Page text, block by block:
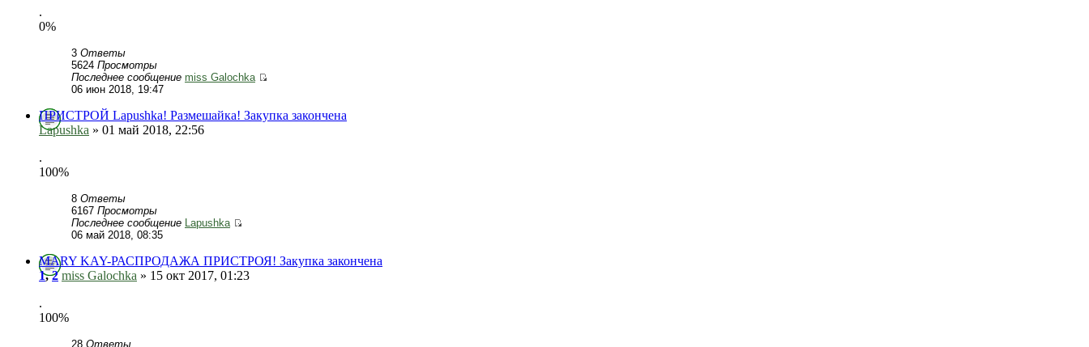
.
0%
3 Ответы
5624 Просмотры
Последнее сообщение miss Galochka
06 июн 2018, 19:47
ПРИСТРОЙ Lapushka! Размешайка! Закупка закончена
Lapushka » 01 май 2018, 22:56
.
100%
8 Ответы
6167 Просмотры
Последнее сообщение Lapushka
06 май 2018, 08:35
MARY KAY-РАСПРОДАЖА ПРИСТРОЯ! Закупка закончена
1,2 miss Galochka » 15 окт 2017, 01:23
.
100%
28 Ответы